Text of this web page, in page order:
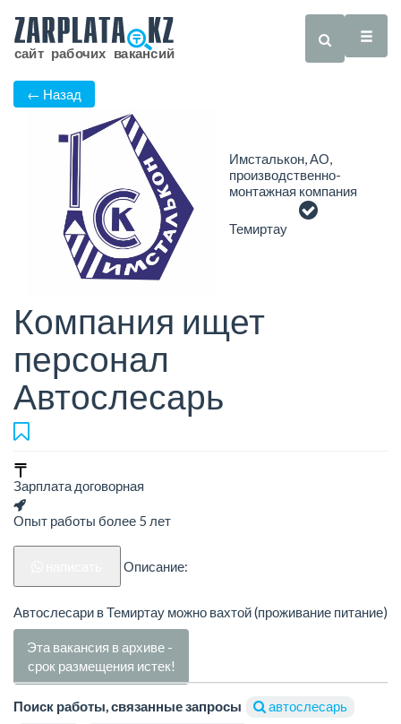
← Назад
Имсталькон, АО,
производственно-
монтажная компания
Темиртау
Компания ищет
персонал
Автослесарь
Зарплата договорная
Опыт работы более 5 лет
Описание:
Автослесари в Темиртау можно вахтой (проживание питание)
Эта вакансия в архиве -
срок размещения истек!
Поиск работы, связанные запросы
автослесарь